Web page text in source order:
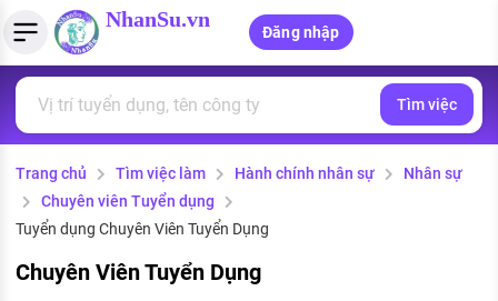
NhanSu.vn
Đăng nhập
Tìm việc làm
Việc làm ngành luật
Việc làm lương cao
Việc làm tốt nhất
Quản lý CV
Tải CV lên
Tạo CV trực tuyến
MẪU CV THEO STYLE
Tính lương Gross - Net
Tính thuế thu nhập cá nhân
Tính trợ cấp thất nghiệp
PHÁP LUẬT VIỆT NAM
Văn bản pháp luật
Chính sách mới
PHÁP LUẬT LAO ĐỘNG
Lao động và tiền lương
Tìm việc
Trang chủ Tìm việc làm Hành chính nhân sự
Nhân sự
Chuyên viên Tuyển dụng
Tuyển dụng Chuyên Viên Tuyển Dụng
Chuyên Viên Tuyển Dụng